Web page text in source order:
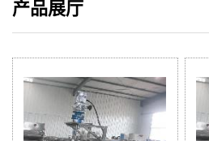
产品展厅